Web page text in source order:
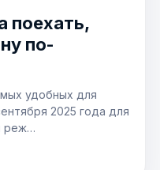
поехать,
по-
удобных для
2025 года для
реж…